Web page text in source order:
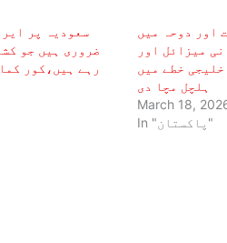
سعودیہ پر
ضروری ہیں جو
رہے ہیں،کور
اور دوحہ میں
میزائل اور
خطے میں
ہلچل مچا دی
March 18,
In "پاکستان"